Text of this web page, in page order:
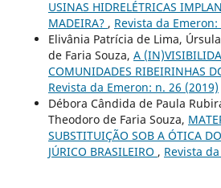
USINAS HIDRELÉTRICAS
MADEIRA? , Revista da
Elivânia Patrícia de Lima,
de Faria Souza, A
COMUNIDADES RIBEIRINHAS
Revista da Emeron: n. 26 (2019)
Débora Cândida de Paula
Theodoro de Faria Souza,
SUBSTITUIÇÃO SOB A ÓTICA
JÚRICO BRASILEIRO , Revista